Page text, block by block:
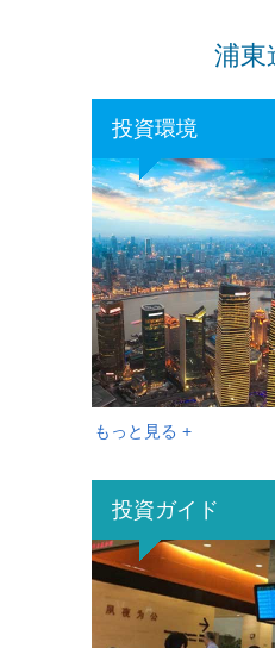
浦東
投資環境
もっと見る +
投資ガイド